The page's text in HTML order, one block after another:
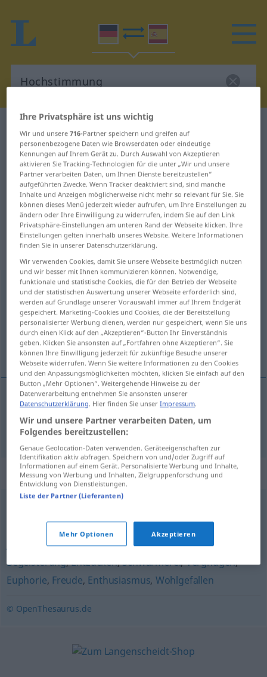
Deutsch-Spanisch Übersetzung für
"Hochstimmung"
"Hochstimmung" Spanisch
Übersetzung
: Femininum
Hochstimmungf <Hochstimmung; Hochstimmungen>
Übersicht aller Übersetzungen
(Für mehr Details die Übersetzung anklicken/antippen)
entusiasmo
entusiasmom Hochstimmung
Synonyme für "Hochstimmung"
Überschwang,Entzückung,Verzückung,
Begeisterung,Entzücken,Schwärmerei,Vergnügen,
Euphorie, Freude, Enthusiasmus, Wohlgefallen
© OpenThesaurus.de
Ihre Privatsphäre ist uns wichtig
Wir und unsere716-Partner speichern und greifen auf
personenbezogene Daten wie Browserdaten oder eindeutige
Kennungen auf Ihrem Gerät zu. Durch Auswahl von Akzeptieren
aktivieren Sie Tracking-Technologien für die unter „Wir und unsere
Partner verarbeiten Daten, um Ihnen Dienste bereitzustellen“
aufgeführten Zwecke. Wenn Tracker deaktiviert sind, sind manche
Inhalte und Anzeigen möglicherweise nicht mehr so relevant für Sie. Sie
können dieses Menü jederzeit wieder aufrufen, um Ihre Einstellungen zu
ändern oder Ihre Einwilligung zu widerrufen, indem Sie auf den Link
Privatsphäre-Einstellungen am unteren Rand der Webseite klicken. Ihre
Einstellungen gelten innerhalb unseres Website. Weitere Informationen
finden Sie in unserer Datenschutzerklärung.
Wir verwenden Cookies, damit Sie unsere Webseite bestmöglich nutzen
und wir besser mit Ihnen kommunizieren können. Notwendige,
funktionale und statistische Cookies, die für den Betrieb der Webseite
und der statistischen Auswertung unserer Webseite erforderlich sind,
werden auf Grundlage unserer Vorauswahl immer auf Ihrem Endgerät
gespeichert. Marketing-Cookies und Cookies, die der Bereitstellung
personalisierter Werbung dienen, werden nur gespeichert, wenn Sie uns
durch einen Klick auf den „Akzeptieren“-Button Ihr Einverständnis
geben. Klicken Sie ansonsten auf „Fortfahren ohne Akzeptieren“. Sie
können Ihre Einwilligung jederzeit für zukünftige Besuche unserer
Webseite widerrufen. Wenn Sie weitere Informationen zu den Cookies
und den Anpassungsmöglichkeiten möchten, klicken Sie einfach auf den
Button „Mehr Optionen“. Weitergehende Hinweise zu der
Datenverarbeitung entnehmen Sie ansonsten unserer
Datenschutzerklärung. Hier finden Sie unserImpressum.
Wir und unsere Partner verarbeiten Daten, um
Folgendes bereitzustellen:
Genaue Geolocation-Daten verwenden. Geräteeigenschaften zur
Identifikation aktiv abfragen. Speichern von und/oder Zugriff auf
Informationen auf einem Gerät. Personalisierte Werbung und Inhalte,
Messung von Werbung und Inhalten, Zielgruppenforschung und
Entwicklung von Dienstleistungen.
Liste der Partner (Lieferanten)
Mehr Optionen Akzeptieren